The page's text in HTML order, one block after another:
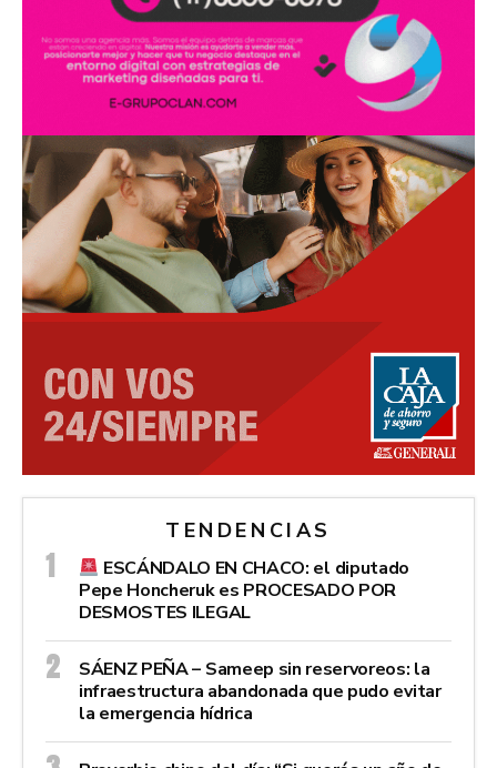
TENDENCIAS
ESCÁNDALO EN CHACO: el diputado
Pepe Honcheruk es PROCESADO POR
DESMOSTES ILEGAL
SÁENZ PEÑA – Sameep sin reservoreos: la
infraestructura abandonada que pudo evitar
la emergencia hídrica